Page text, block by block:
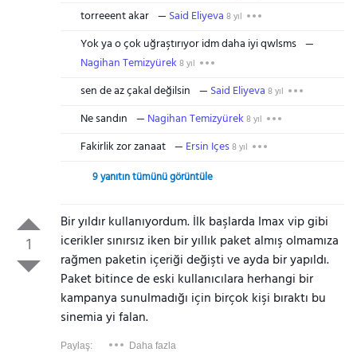
torreeent akar Said Eliyeva 8 yıl
Yok ya o çok uğraştırıyor idm daha iyi qwlsms
Nagihan Temizyürek 8 yıl
sen de az çakal değilsin Said Eliyeva 8 yıl
Ne sandın Nagihan Temizyürek 8 yıl
Fakirlik zor zanaat Ersin Içes8 yıl
9 yanıtın tümünü görüntüle
1
Bir yıldır kullanıyordum. İlk başlarda Imax vip gibi
icerikler sınırsız iken bir yıllık paket almış olmamıza
rağmen paketin içeriği değişti ve ayda bir yapıldı.
Paket bitince de eski kullanıcılara herhangi bir
kampanya sunulmadığı için birçok kişi bıraktı bu
sinemia yi falan.
Paylaş: Daha fazla